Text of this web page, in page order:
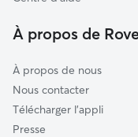
À propos de
À propos de nous
Nous contacter
Télécharger l'appli
Presse